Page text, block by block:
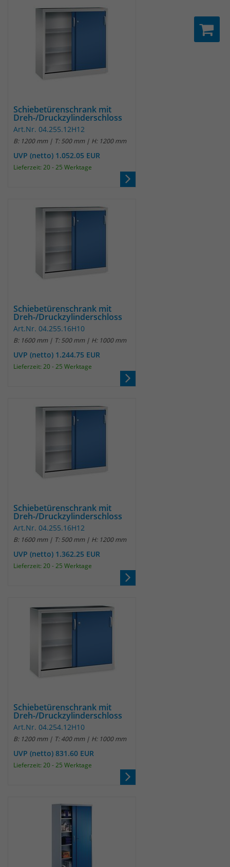
Schiebetürenschrank mit
Dreh-/Druckzylinderschloss
Art.Nr. 04.255.12H12
B: 1200 mm | T: 500 mm | H: 1200 mm
UVP (netto) 1.052.05 EUR
Lieferzeit: 20 - 25 Werktage
Schiebetürenschrank mit
Dreh-/Druckzylinderschloss
Art.Nr. 04.255.16H10
B: 1600 mm | T: 500 mm | H: 1000 mm
UVP (netto) 1.244.75 EUR
Lieferzeit: 20 - 25 Werktage
Schiebetürenschrank mit
Dreh-/Druckzylinderschloss
Art.Nr. 04.255.16H12
B: 1600 mm | T: 500 mm | H: 1200 mm
UVP (netto) 1.362.25 EUR
Lieferzeit: 20 - 25 Werktage
Schiebetürenschrank mit
Dreh-/Druckzylinderschloss
Art.Nr. 04.254.12H10
B: 1200 mm | T: 400 mm | H: 1000 mm
UVP (netto) 831.60 EUR
Lieferzeit: 20 - 25 Werktage